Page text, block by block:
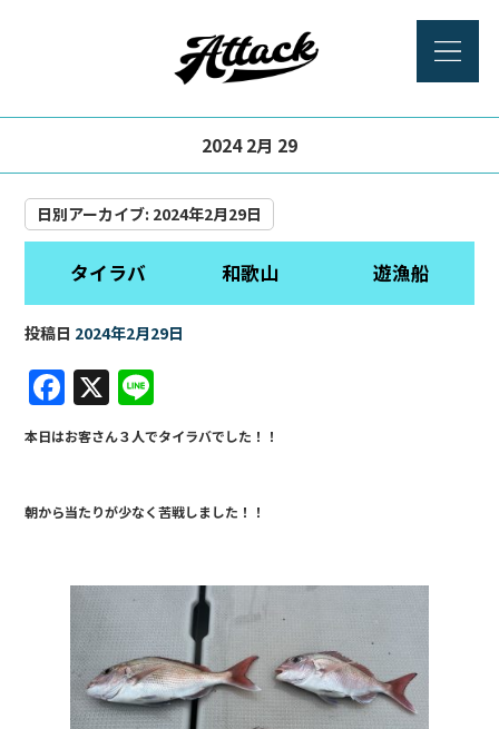
2024 2月 29
日別アーカイブ: 2024年2月29日
タイラバ 和歌山 遊漁船
投稿日 2024年2月29日
F
a
c
e
b
o
k
X
n
e
本日はお客さん３人でタイラバでした！！
朝から当たりが少なく苦戦しました！！